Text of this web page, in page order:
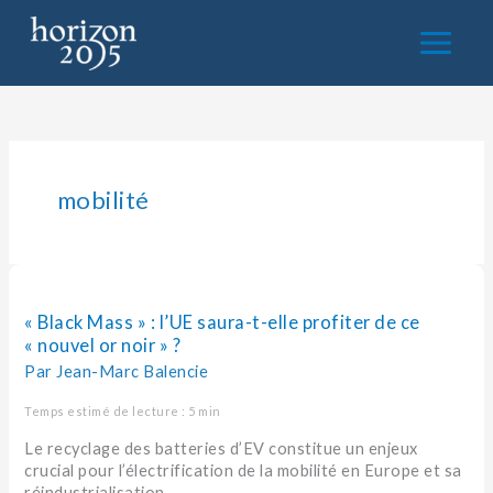
contenu
mobilité
« Black Mass » : l’UE saura-t-elle profiter de ce
« nouvel or noir » ?
Par Jean-Marc Balencie
Temps estimé de lecture : 5 min
Le recyclage des batteries d’EV constitue un enjeux
crucial pour l’électrification de la mobilité en Europe et sa
l’UE
saura-
t-
elle
profiter
ce
« nouvel